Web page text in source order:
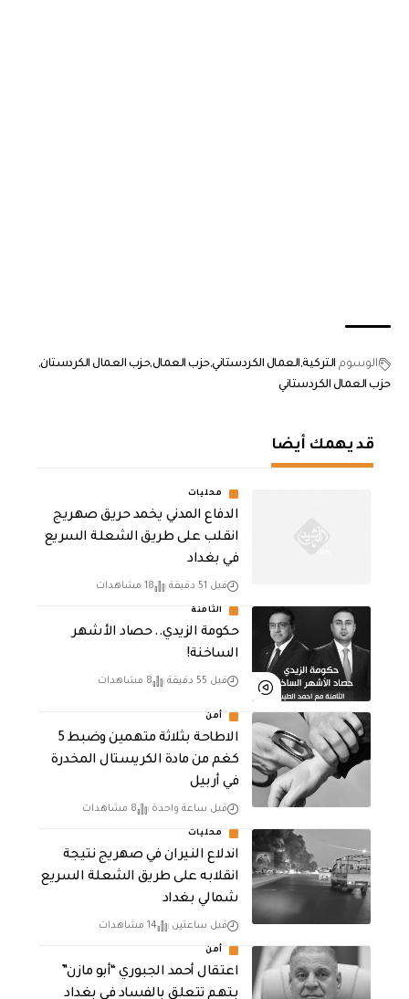
الوسوم التركية العمال الكردستانيحزب العمالحزب العمال الكردستان
حزب العمال الكردستاني
قد يهمك أيضا
محليات
الدفاع المدني يخمد حريق صهريج
انقلب على طريق الشعلة السريع
في بغداد
قبل 51 دقيقة 18 مشاهدات
الثامنة
حكومة الزيدي.. حصاد الأشهر
الساخنة!
قبل 55 دقيقة 8 مشاهدات
أمن
الاطاحة بثلاثة متهمين وضبط 5
كغم من مادة الكريستال المخدرة ​
في أربيل
قبل ساعة واحدة 8 مشاهدات
محليات
اندلاع النيران في صهريج نتيجة
انقلابه على طريق الشعلة السريع
شمالي بغداد
قبل ساعتين 14 مشاهدات
أمن
اعتقال أحمد الجبوري “أبو مازن”
بتهم تتعلق بالفساد في بغداد